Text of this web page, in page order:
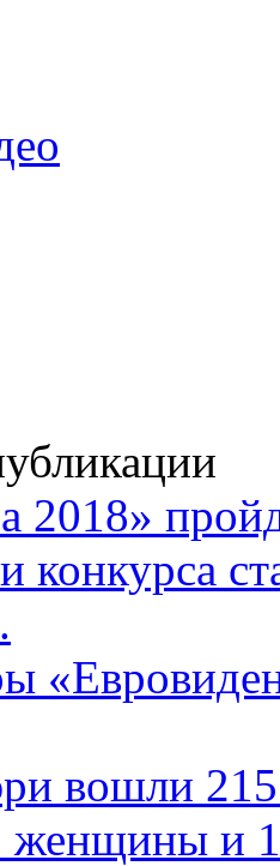
2018»
конкурса
вошли 215
женщины и